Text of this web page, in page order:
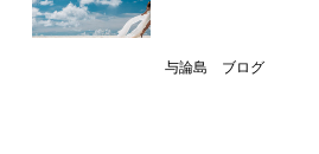
与論島 ブログ